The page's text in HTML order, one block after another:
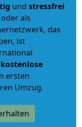
und stressfrei
oder als
das
ist
ersten
Umzug.